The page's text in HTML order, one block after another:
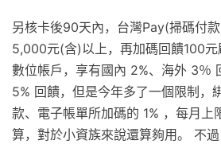
另核卡後90天內，台灣Pay(掃碼付
5,000元(含)以上，再加碼回饋100
數位帳戶，享有國內 2%、海外 3％
5% 回饋，但是今年多了一個限制，
款、電子帳單所加碼的 1% ，每月上
算，對於小資族來說還算夠用。 不過